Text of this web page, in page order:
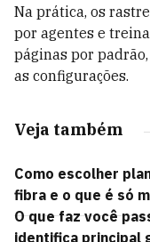
Na prática, os
por agentes e
páginas por
as configurações.
Veja também
Como escolher
fibra e o que é só
O que faz você
identifica principal